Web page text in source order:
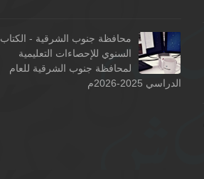
محافظة جنوب الشرقية - الكتاب
السنوي للإحصاءات التعليمية
لمحافظة جنوب الشرقية للعام
الدراسي 2025-2026م